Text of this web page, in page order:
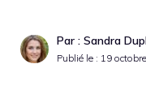
Par : Sandra
Publié le : 19